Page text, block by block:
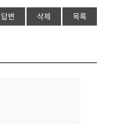
답변 삭제 목록